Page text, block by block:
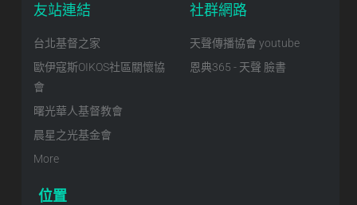
友站連結
台北基督之家
歐伊寇斯OIKOS社區關懷協
會
曙光華人基督教會
晨星之光基金會
More
社群網路
天聲傳播協會 youtube
恩典365 - 天聲 臉書
位置